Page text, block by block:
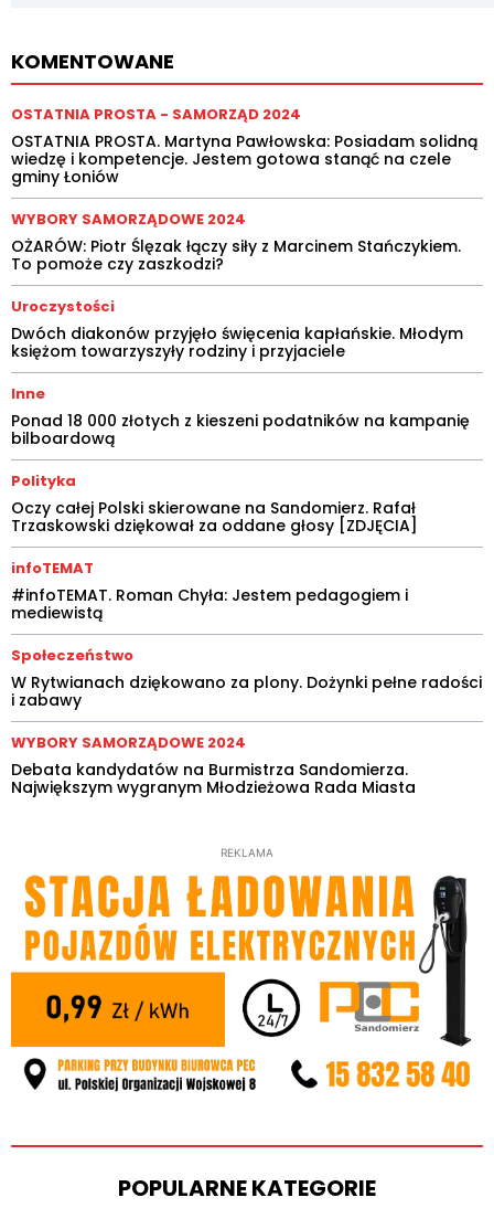
KOMENTOWANE
OSTATNIA PROSTA - SAMORZĄD 2024
OSTATNIA PROSTA. Martyna Pawłowska: Posiadam solidną
wiedzę i kompetencje. Jestem gotowa stanąć na czele
gminy Łoniów
WYBORY SAMORZĄDOWE 2024
OŻARÓW: Piotr Ślęzak łączy siły z Marcinem Stańczykiem.
To pomoże czy zaszkodzi?
Uroczystości
Dwóch diakonów przyjęło święcenia kapłańskie. Młodym
księżom towarzyszyły rodziny i przyjaciele
Inne
Ponad 18 000 złotych z kieszeni podatników na kampanię
bilboardową
Polityka
Oczy całej Polski skierowane na Sandomierz. Rafał
Trzaskowski dziękował za oddane głosy [ZDJĘCIA]
infoTEMAT
#infoTEMAT. Roman Chyła: Jestem pedagogiem i
mediewistą
Społeczeństwo
W Rytwianach dziękowano za plony. Dożynki pełne radości
i zabawy
WYBORY SAMORZĄDOWE 2024
Debata kandydatów na Burmistrza Sandomierza.
Największym wygranym Młodzieżowa Rada Miasta
REKLAMA
POPULARNE KATEGORIE